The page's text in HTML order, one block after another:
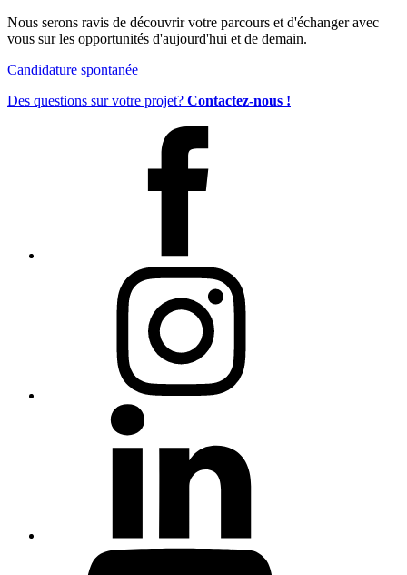
Nous serons ravis de découvrir votre parcours et d'échanger avec
vous sur les opportunités d'aujourd'hui et de demain.
Candidature spontanée
Des questions sur votre projet? Contactez-nous !